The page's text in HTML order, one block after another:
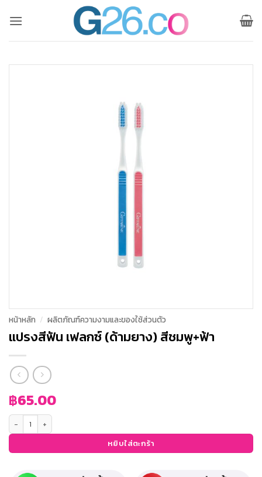
หน้าหลัก / ผลิตภัณฑ์ความงามและของใช้ส่วนตัว
แปรงสีฟัน เฟลกซ์ (ด้ามยาง) สีชมพู+ฟ้า
฿65.00
จำนวน แปรงสีฟัน เฟลกซ์ (ด้ามยาง) สีชมพู+ฟ้า ชิ้น
หยิบใส่ตะกร้า